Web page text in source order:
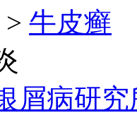
> 牛皮癣
屑病研究